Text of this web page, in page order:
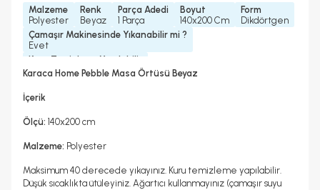
Malzeme
Polyester
Renk
Beyaz
Parça Adedi
1 Parça
Boyut
140x200 Cm
Form
Dikdörtgen
Çamaşır Makinesinde Yıkanabilir mi ?
Evet
Kuru Temizleme Yapılabilir
Hayır
Karaca Home Pebble Masa Örtüsü Beyaz
İçerik
Ölçü: 140x200 cm
Malzeme: Polyester
Maksimum 40 derecede yıkayınız. Kuru temizleme yapılabilir.
Düşük sıcaklıkta ütüleyiniz. Ağartıcı kullanmayınız (çamaşır suyu